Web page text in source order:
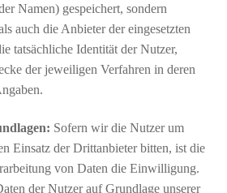
Namen) gespeichert, sondern
auch die Anbieter der eingesetzten
tatsächliche Identität der Nutzer,
der jeweiligen Verfahren in deren
Sofern wir die Nutzer um
Einsatz der Drittanbieter bitten, ist die
von Daten die Einwilligung.
der Nutzer auf Grundlage unserer